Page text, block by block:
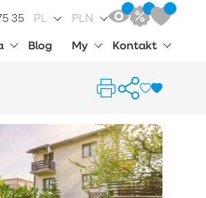
35 PL PLN
Blog My Kontakt